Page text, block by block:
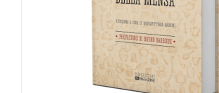
AGGIUNGI AL CARRELLO /